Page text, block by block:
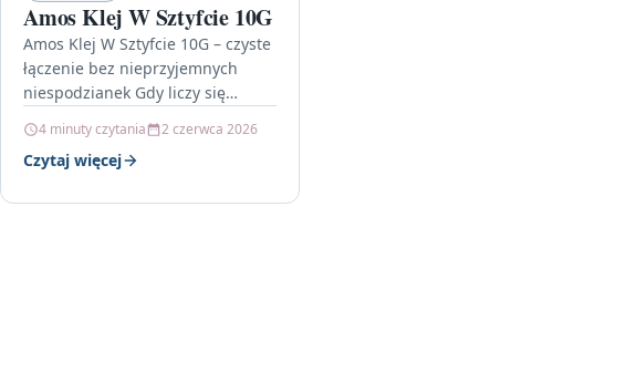
Amos Klej W Sztyfcie 10G
Amos Klej W Sztyfcie 10G – czyste
łączenie bez nieprzyjemnych
niespodzianek Gdy liczy się
odpowiedniego kleju ma
ogromne znaczenie.…
4 minuty czytania 2 czerwca 2026
Czytaj więcej